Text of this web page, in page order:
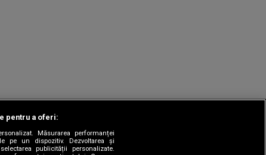
etic|Sitemap
pentru a oferi:
Măsurarea performanței
pe un dispozitiv. Dezvoltarea și
publicității personalizate.